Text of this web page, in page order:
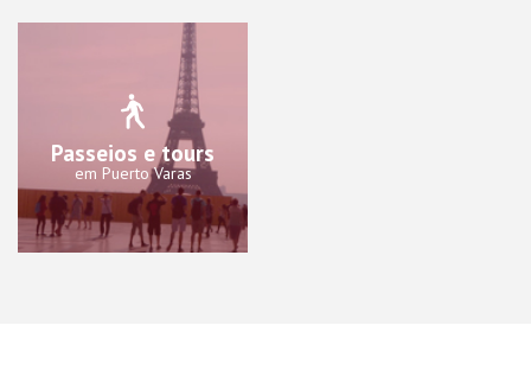
Passeios e tours
em Puerto Varas